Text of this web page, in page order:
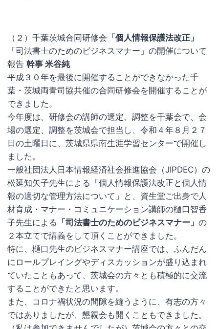
（２）千葉茨城合同研修会 「個人情報保護法改正」
「司法書士のためのビジネスマナー」の開催について
報告 幹事 米谷純
平成３０年を最後に開催することができなかった千
葉・茨城両青司協共催の合同研修会を開催することが
できました。
今年度は、研修会の講師の選定、調整を千葉会で、会
場の選定、調整を茨城会で担当し、令和４年８月２７
日の土曜日に、茨城県県南生涯学習センターで開催し
ました。
一般社団法人日本情報経済社会推進協会（JIPDEC）の
松延知矢子先生による「個人情報保護法改正と個人情
報の適切な管理方法について」と、資生堂ご出身で人
材育成・マナー・コミュニケーション講師の樋口智香
子先生による 「司法書士のためのビジネスマナー」 の
２本立てで講義をして頂くことができました。
特に、樋口先生のビジネスマナー講座では、ふんだん
にロールプレイングやディスカッションが盛り込まれ
ていたこともあって、茨城会の方々とも積極的に交流
することができたと思います。
また、コロナ禍状況の間隙を縫うように、有志の方々
ではありましたが、懇親会も開くこともできました。